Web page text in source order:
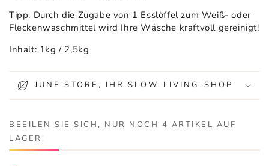
Tipp: Durch die Zugabe von 1 Esslöffel zum Weiß- oder
Fleckenwaschmittel wird Ihre Wäsche kraftvoll gereinigt!
Inhalt: 1kg / 2,5kg
JUNE STORE, IHR SLOW-LIVING-SHOP
BEEILEN SIE SICH, NUR NOCH 4 ARTIKEL AUF
LAGER!